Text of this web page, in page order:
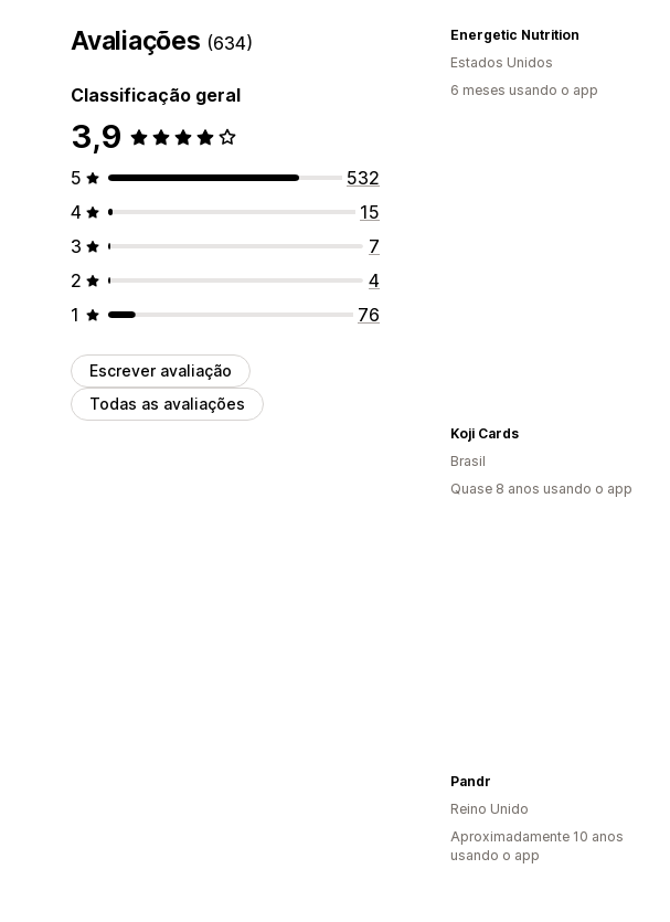
Avaliações (634)
Classificação geral
3,9
5
532
4
15
3
7
2
4
1
76
Escrever avaliação
Todas as avaliações
Energetic Nutrition
Estados Unidos
6 meses usando o app
Koji Cards
Brasil
Quase 8 anos usando o app
Pandr
Reino Unido
Aproximadamente 10 anos
usando o app